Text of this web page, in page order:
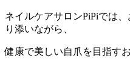
ネイルケアサロンPiPiでは
り添いながら、
健康で美しい自爪を目指す